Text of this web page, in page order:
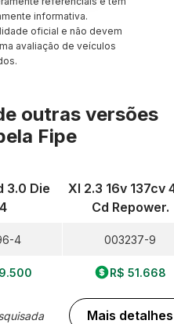
informativa.
oficial e não devem
avaliação de veículos
outras versões
Fipe
3.0 Die
4
Xl 2.3 16v 137cv
Cd Repower.
003237-9
R$ 51.668
Mais detalhes